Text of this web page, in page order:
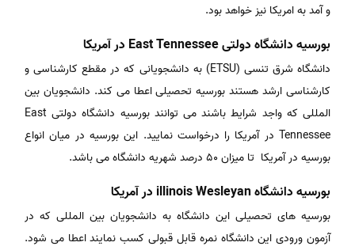
و آمد به امریکا نیز خواهد بود.
بورسیه دانشگاه دولتی East Tennessee در آمریکا
دانشگاه شرق تنسی (ETSU) به دانشجویانی که در مقطع کارشناسی و
کارشناسی ارشد هستند بورسیه تحصیلی اعطا می کند. دانشجویان بین
المللی که واجد شرایط باشند می توانند بورسیه دانشگاه دولتی East
Tennessee در آمریکا را درخواست نمایید. این بورسیه در میان انواع
بورسیه در آمریکا تا میزان ۵۰ درصد شهریه دانشگاه می باشد.
بورسیه دانشگاه illinois Wesleyan در آمریکا
بورسیه های تحصیلی این دانشگاه به دانشجویان بین المللی که در
آزمون ورودی این دانشگاه نمره قابل قبولی کسب نمایند اعطا می شود.